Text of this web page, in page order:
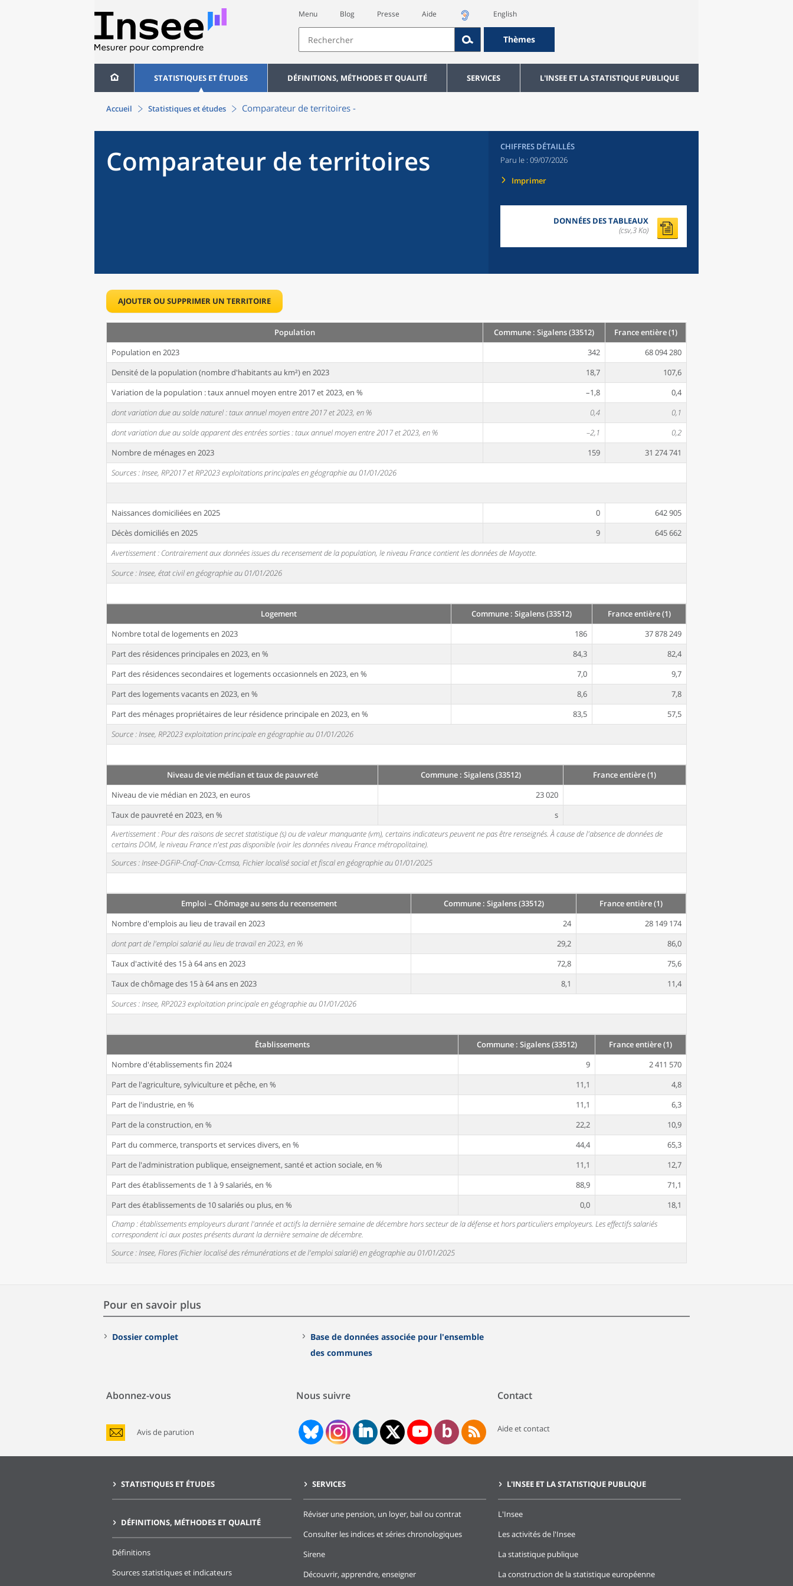
Menu Blog Presse Aide English
Thèmes
STATISTIQUES ET ÉTUDES DÉFINITIONS, MÉTHODES ET QUALITÉ SERVICES L'INSEE ET LA STATISTIQUE PUBLIQUE
Accueil Statistiques et études Comparateur de territoires -
Comparateur de territoires
CHIFFRES DÉTAILLÉS
Paru le : 09/07/2026
Imprimer
DONNÉES DES TABLEAUX
(csv,3 Ko)
AJOUTER OU SUPPRIMER UN TERRITOIRE
Population Commune : Sigalens (33512)
France entière (1)
Population en 2023
342
68 094 280
Densité de la population (nombre d'habitants au km²) en 2023
18,7
107,6
Variation de la population : taux annuel moyen entre 2017 et 2023, en %
–1,8
0,4
dont variation due au solde naturel : taux annuel moyen entre 2017 et 2023, en %
0,4
0,1
dont variation due au solde apparent des entrées sorties : taux annuel moyen entre 2017 et 2023, en %
–2,1
0,2
Nombre de ménages en 2023
159
31 274 741
Sources : Insee, RP2017 et RP2023 exploitations principales en géographie au 01/01/2026
Naissances domiciliées en 2025 0
642 905
Décès domiciliés en 2025
9
645 662
Avertissement : Contrairement aux données issues du recensement de la population, le niveau France contient les données de Mayotte.
Source : Insee, état civil en géographie au 01/01/2026
Logement Commune : Sigalens (33512)
France entière (1)
Nombre total de logements en 2023
186
37 878 249
Part des résidences principales en 2023, en %
84,3
82,4
Part des résidences secondaires et logements occasionnels en 2023, en %
7,0
9,7
Part des logements vacants en 2023, en %
8,6
7,8
Part des ménages propriétaires de leur résidence principale en 2023, en %
83,5
57,5
Source : Insee, RP2023 exploitation principale en géographie au 01/01/2026
Niveau de vie médian et taux de pauvreté Commune : Sigalens (33512)
France entière (1)
Niveau de vie médian en 2023, en euros
23 020
Taux de pauvreté en 2023, en %
s
Avertissement : Pour des raisons de secret statistique (s) ou de valeur manquante (vm), certains indicateurs peuvent ne pas être renseignés. À cause de l'absence de données de
certains DOM, le niveau France n'est pas disponible (voir les données niveau France métropolitaine).
Sources : Insee-DGFiP-Cnaf-Cnav-Ccmsa, Fichier localisé social et fiscal en géographie au 01/01/2025
Emploi – Chômage au sens du recensement Commune : Sigalens (33512)
France entière (1)
Nombre d'emplois au lieu de travail en 2023
24
28 149 174
dont part de l'emploi salarié au lieu de travail en 2023, en %
29,2
86,0
Taux d'activité des 15 à 64 ans en 2023
72,8
75,6
Taux de chômage des 15 à 64 ans en 2023
8,1
11,4
Sources : Insee, RP2023 exploitation principale en géographie au 01/01/2026
Établissements Commune : Sigalens (33512)
France entière (1)
Nombre d'établissements fin 2024
9
2 411 570
Part de l'agriculture, sylviculture et pêche, en %
11,1
4,8
Part de l'industrie, en %
11,1
6,3
Part de la construction, en %
22,2
10,9
Part du commerce, transports et services divers, en %
44,4
65,3
Part de l'administration publique, enseignement, santé et action sociale, en %
11,1
12,7
Part des établissements de 1 à 9 salariés, en %
88,9
71,1
Part des établissements de 10 salariés ou plus, en %
0,0
18,1
Champ : établissements employeurs durant l'année et actifs la dernière semaine de décembre hors secteur de la défense et hors particuliers employeurs. Les effectifs salariés
correspondent ici aux postes présents durant la dernière semaine de décembre.
Source : Insee, Flores (Fichier localisé des rémunérations et de l'emploi salarié) en géographie au 01/01/2025
Pour en savoir plus
Dossier complet
Base de données associée pour l'ensemble
des communes
Abonnez-vous
Avis de parution
Nous suivre Contact
Aide et contact
STATISTIQUES ET ÉTUDES
DÉFINITIONS, MÉTHODES ET QUALITÉ
Définitions
Sources statistiques et indicateurs
SERVICES
Réviser une pension, un loyer, bail ou contrat
Consulter les indices et séries chronologiques
Sirene
Découvrir, apprendre, enseigner
L'INSEE ET LA STATISTIQUE PUBLIQUE
L'Insee
Les activités de l'Insee
La statistique publique
La construction de la statistique européenne